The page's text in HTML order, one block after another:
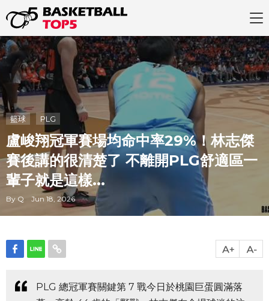
籃球 PLG
盧峻翔冠軍賽場均命中率29%！林志傑
賽後講的很清楚了 不離開PLG舒適區一
輩子就是這樣...
By Q Jun 18, 2026
PLG 總冠軍賽關鍵第 7 戰今日於桃園巨蛋圓滿落